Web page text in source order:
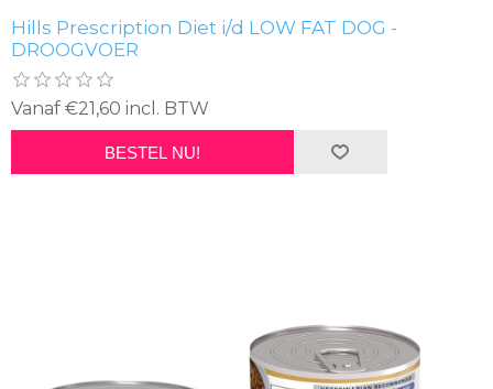
Hills Prescription Diet i/d LOW FAT DOG -
DROOGVOER
Vanaf €21,60 incl. BTW
BESTEL NU!